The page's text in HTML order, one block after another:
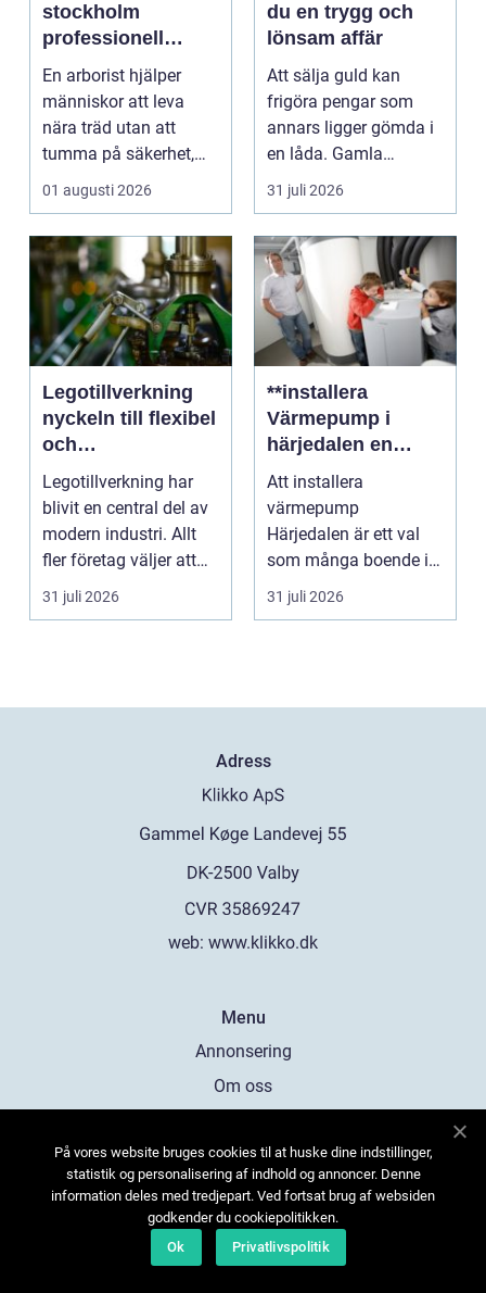
stockholm
professionell
trädvård för säkra
och vackra träd
En arborist hjälper
människor att leva
nära träd utan att
tumma på säkerhet,
trivsel eller hållbarhe...
01 augusti 2026
du en trygg och
lönsam affär
Att sälja guld kan
frigöra pengar som
annars ligger gömda i
en låda. Gamla
smycken, ärvda
31 juli 2026
Legotillverkning
nyckeln till flexibel
och
kostnadseffektiv
produktion
Legotillverkning har
blivit en central del av
modern industri. Allt
fler företag väljer att
lägga ut...
31 juli 2026
**installera
Värmepump i
härjedalen en
hållbar
framtidslösning**
Att installera
värmepump
Härjedalen är ett val
som många boende i
denna vackra del av
31 juli 2026
Adress
web: www.klikko.dk
Menu
Annonsering
Om oss
Kontakta oss
Sitemap
På vores website bruges cookies til at huske dine indstillinger,
statistik og personalisering af indhold og annoncer. Denne
information deles med tredjepart. Ved fortsat brug af websiden
godkender du cookiepolitikken.
Ok
Privatlivspolitik